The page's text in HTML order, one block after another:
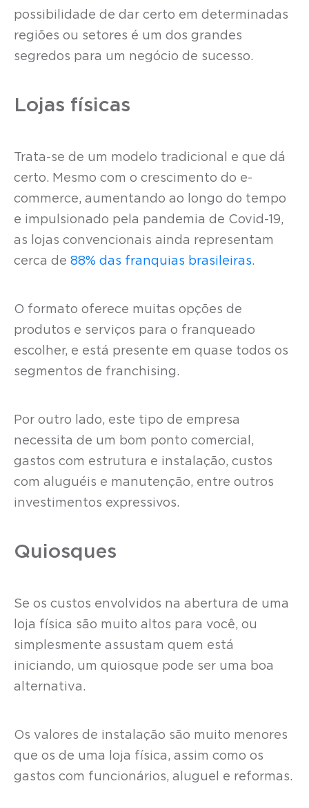
possibilidade de dar certo em determinadas
regiões ou setores é um dos grandes
segredos para um negócio de sucesso.
Lojas físicas
Trata-se de um modelo tradicional e que dá
certo. Mesmo com o crescimento do e-
commerce, aumentando ao longo do tempo
e impulsionado pela pandemia de Covid-19,
as lojas convencionais ainda representam
cerca de 88% das franquias brasileiras.
O formato oferece muitas opções de
produtos e serviços para o franqueado
escolher, e está presente em quase todos os
segmentos de franchising.
Por outro lado, este tipo de empresa
necessita de um bom ponto comercial,
gastos com estrutura e instalação, custos
com aluguéis e manutenção, entre outros
investimentos expressivos.
Quiosques
Se os custos envolvidos na abertura de uma
loja física são muito altos para você, ou
simplesmente assustam quem está
iniciando, um quiosque pode ser uma boa
alternativa.
Os valores de instalação são muito menores
que os de uma loja física, assim como os
gastos com funcionários, aluguel e reformas.